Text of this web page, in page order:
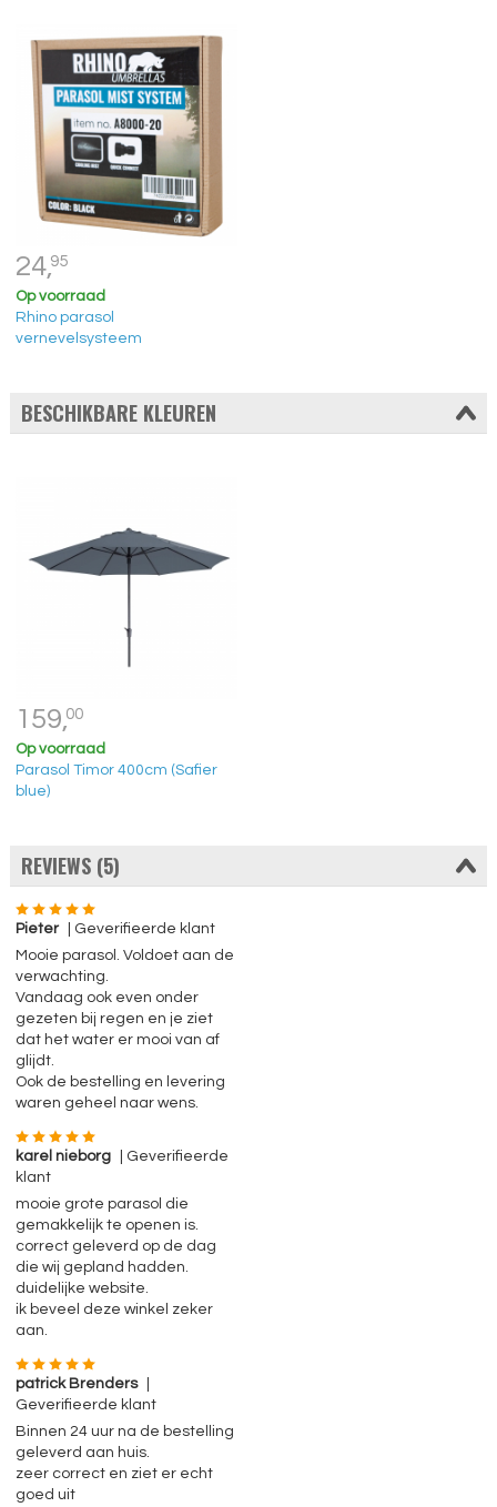
24,95
Op voorraad
Rhino parasol
vernevelsysteem
BESCHIKBARE KLEUREN
159,00
Op voorraad
Parasol Timor 400cm (Safier
blue)
REVIEWS (5)
Pieter
| Geverifieerde klant
Mooie parasol. Voldoet aan de
verwachting.
Vandaag ook even onder
gezeten bij regen en je ziet
dat het water er mooi van af
glijdt.
Ook de bestelling en levering
waren geheel naar wens.
karel nieborg
| Geverifieerde
klant
mooie grote parasol die
gemakkelijk te openen is.
correct geleverd op de dag
die wij gepland hadden.
duidelijke website.
ik beveel deze winkel zeker
aan.
patrick Brenders
Geverifieerde klant
Binnen 24 uur na de bestelling
geleverd aan huis.
zeer correct en ziet er echt
goed uit